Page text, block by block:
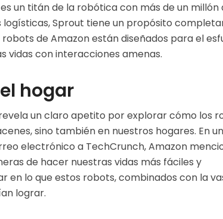
un titán de la robótica con más de un millón
logísticas, Sprout tiene un propósito
de Amazon están diseñados para el
vidas con interacciones amenas.
hogar
un claro apetito por explorar cómo los
sino también en nuestros hogares. En
electrónico a TechCrunch, Amazon
de hacer nuestras vidas más fáciles y
en lo que estos robots, combinados con la
lograr.